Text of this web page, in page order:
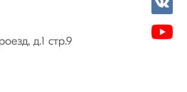
д.1 стр.9